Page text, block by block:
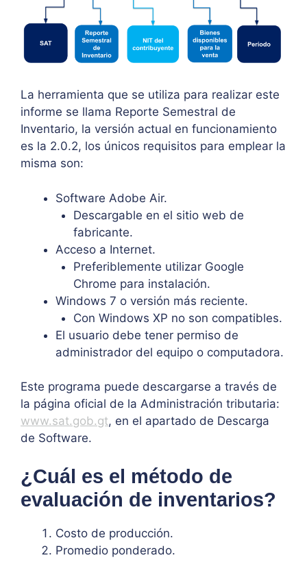
La herramienta que se utiliza para realizar este
informe se llama Reporte Semestral de
Inventario, la versión actual en funcionamiento
es la 2.0.2, los únicos requisitos para emplear la
misma son:
Software Adobe Air.
Descargable en el sitio web de
fabricante.
Acceso a Internet.
Preferiblemente utilizar Google
Chrome para instalación.
Windows 7 o versión más reciente.
Con Windows XP no son compatibles.
El usuario debe tener permiso de
administrador del equipo o computadora.
Este programa puede descargarse a través de
la página oficial de la Administración tributaria:
www.sat.gob.gt, en el apartado de Descarga
de Software.
¿Cuál es el método de
evaluación de inventarios?
Costo de producción.
Promedio ponderado.